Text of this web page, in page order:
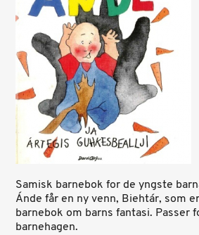
Samisk barnebok for de yngste
Ánde får en ny venn, Biehtár, som
barnebok om barns fantasi. Passer
barnehagen.